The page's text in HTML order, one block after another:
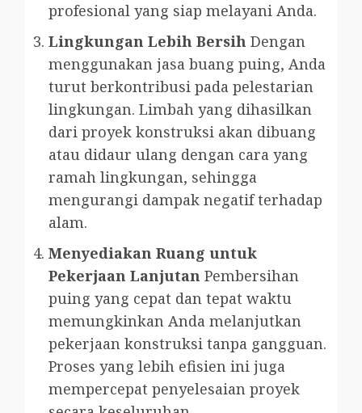
profesional yang siap melayani Anda.
Lingkungan Lebih Bersih Dengan
menggunakan jasa buang puing, Anda
turut berkontribusi pada pelestarian
lingkungan. Limbah yang dihasilkan
dari proyek konstruksi akan dibuang
atau didaur ulang dengan cara yang
ramah lingkungan, sehingga
mengurangi dampak negatif terhadap
alam.
Menyediakan Ruang untuk
Pekerjaan Lanjutan Pembersihan
puing yang cepat dan tepat waktu
memungkinkan Anda melanjutkan
pekerjaan konstruksi tanpa gangguan.
Proses yang lebih efisien ini juga
mempercepat penyelesaian proyek